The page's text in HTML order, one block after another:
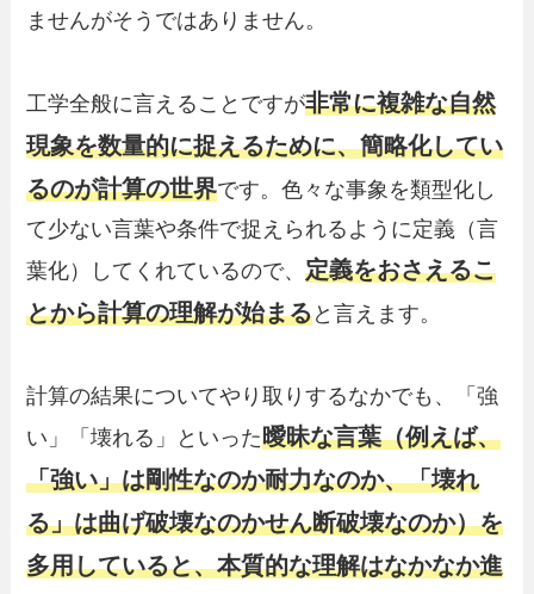
ませんがそうではありません。
工学全般に言えることですが非常に複雑な自然
現象を数量的に捉えるために、簡略化してい
るのが計算の世界です。色々な事象を類型化し
て少ない言葉や条件で捉えられるように定義（言
葉化）してくれているので、定義をおさえるこ
とから計算の理解が始まると言えます。
計算の結果についてやり取りするなかでも、「強
い」「壊れる」といった曖昧な言葉（例えば、
「強い」は剛性なのか耐力なのか、「壊れ
る」は曲げ破壊なのかせん断破壊なのか）を
多用していると、本質的な理解はなかなか進